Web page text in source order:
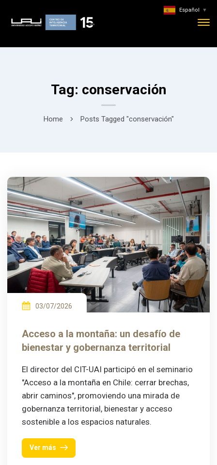
Tag: conservación
Home Posts Tagged "conservación"
03/07/2026
Acceso a la montaña: un desafío de
bienestar y gobernanza territorial
El director del CIT-UAI participó en el seminario
"Acceso a la montaña en Chile: cerrar brechas,
abrir caminos", promoviendo una mirada de
gobernanza territorial, bienestar y acceso
sostenible a los espacios naturales.
Ver más
Español ▼